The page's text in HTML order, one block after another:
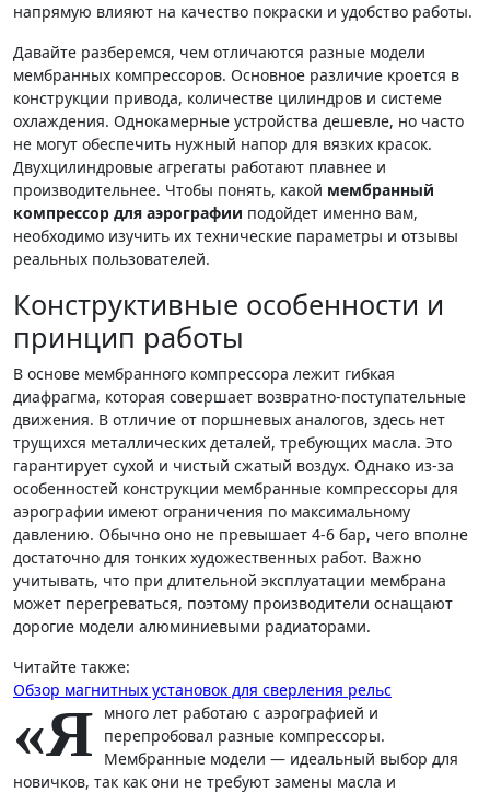
напрямую влияют на качество покраски и удобство работы.
Давайте разберемся, чем отличаются разные модели
мембранных компрессоров. Основное различие кроется в
конструкции привода, количестве цилиндров и системе
охлаждения. Однокамерные устройства дешевле, но часто
не могут обеспечить нужный напор для вязких красок.
Двухцилиндровые агрегаты работают плавнее и
производительнее. Чтобы понять, какой мембранный
компрессор для аэрографии подойдет именно вам,
необходимо изучить их технические параметры и отзывы
реальных пользователей.
Конструктивные особенности и
принцип работы
В основе мембранного компрессора лежит гибкая
диафрагма, которая совершает возвратно-поступательные
движения. В отличие от поршневых аналогов, здесь нет
трущихся металлических деталей, требующих масла. Это
гарантирует сухой и чистый сжатый воздух. Однако из-за
особенностей конструкции мембранные компрессоры для
аэрографии имеют ограничения по максимальному
давлению. Обычно оно не превышает 4-6 бар, чего вполне
достаточно для тонких художественных работ. Важно
учитывать, что при длительной эксплуатации мембрана
может перегреваться, поэтому производители оснащают
дорогие модели алюминиевыми радиаторами.
Читайте также:
Обзор магнитных установок для сверления рельс
«Я много лет работаю с аэрографией и
перепробовал разные компрессоры.
Мембранные модели — идеальный выбор для
новичков, так как они не требуют замены масла и